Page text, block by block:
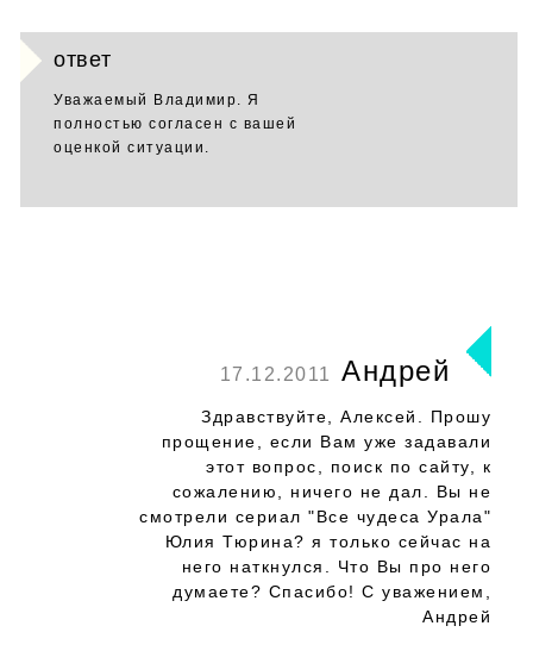
ответ
Уважаемый Владимир. Я
полностью согласен с вашей
оценкой ситуации.
17.12.2011 Андрей
Здравствуйте, Алексей. Прошу
прощение, если Вам уже задавали
этот вопрос, поиск по сайту, к
сожалению, ничего не дал. Вы не
смотрели сериал "Все чудеса Урала"
Юлия Тюрина? я только сейчас на
него наткнулся. Что Вы про него
думаете? Спасибо! С уважением,
Андрей